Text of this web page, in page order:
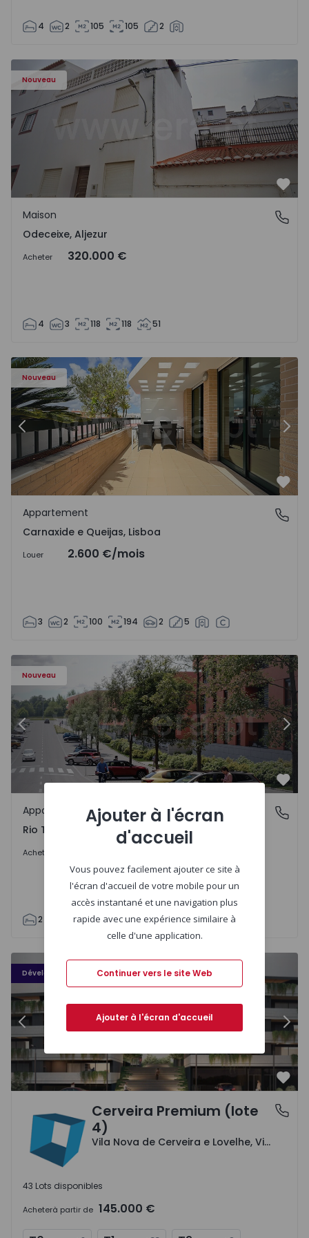
4 2 105 105 2
Nouveau
Maison T4 Aljezur, Odeceixe - 1555393 - 1
Odeceixe, Aljezur
Maison
Odeceixe, Aljezur
Acheter 320.000 €
4 3 118 118 51
Nouveau
Précédent
Carnaxide e Queijas, Lisboa
Appartement
Carnaxide e Queijas, Lisboa
Louer 2.600 €/mois
3 2 100 194 2 5
Nouveau
Appartement T2 Gondomar, Rio Tinto - 1573620 - 1
Précédent
Rio Tinto, Gondomar
Appartement
Rio Tinto, Gondomar
Acheter
2 82 82 1 1
Développement
Cerveira Premium (lote 4) - 1
Précédent
Vila Nova de Cerveira e Lovelhe, Viana do Castelo
Cerveira Premium (lote
4)
Vila Nova de Cerveira e Lovelhe, Viana do Castelo
43 Lots disponibles
Acheterà partir de 145.000 €
Ajouter à l'écran
d'accueil
Vous pouvez facilement ajouter ce site à
l'écran d'accueil de votre mobile pour un
accès instantané et une navigation plus
rapide avec une expérience similaire à
celle d'une application.
Continuer vers le site Web
Ajouter à l'écran d'accueil